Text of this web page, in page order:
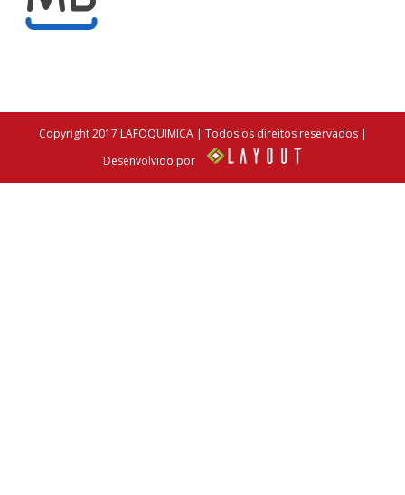
Copyright 2017 LAFOQUIMICA | Todos os direitos reservados |
Desenvolvido por